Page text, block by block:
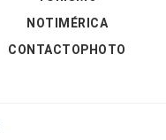
NOTIMÉRICA
CONTACTOPHOTO